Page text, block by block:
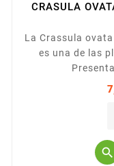
CRASULA
La Crassula
es una de las
